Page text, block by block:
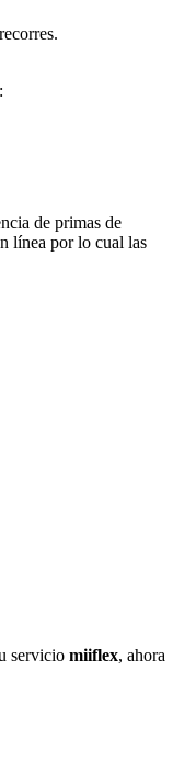
de primas de
línea por lo cual las
servicio miiflex, ahora